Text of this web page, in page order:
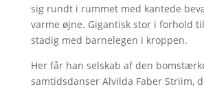
sig rundt i rummet med kantede
varme øjne. Gigantisk stor i forhold
stadig med barnelegen i kroppen.
Her får han selskab af den
samtidsdanser Alvilda Faber Striim,